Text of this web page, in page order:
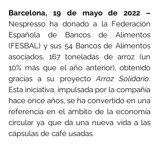
Nespresso ha donado a la Federación
Española de Bancos de Alimentos
(FESBAL) y sus 54 Bancos de Alimentos
asociados, 167 toneladas de arroz (un
10% más que el año anterior), obtenido
gracias a su proyecto Arroz Solidario.
Esta iniciativa, impulsada por la compañía
hace once años, se ha convertido en una
referencia en el ámbito de la economía
circular ya que da una nueva vida a las
cápsulas de café usadas.